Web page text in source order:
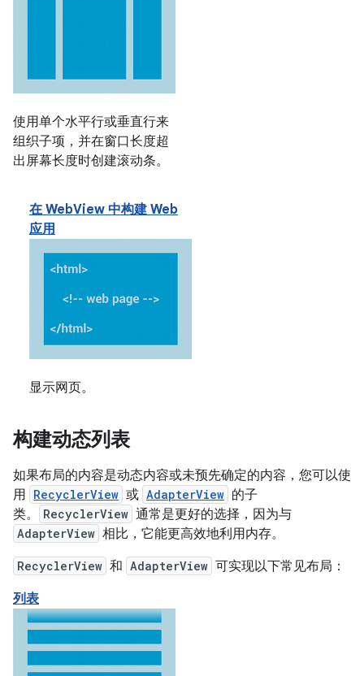
使用单个水平行或垂直行来
组织子项，并在窗口长度超
出屏幕长度时创建滚动条。
在 WebView 中构建 Web
应用
显示网页。
构建动态列表
如果布局的内容是动态内容或未预先确定的内容，您可以使
用 RecyclerView 或 AdapterView 的子
类。
RecyclerView 通常是更好的选择，因为与
AdapterView 相比，它能更高效地利用内存。
RecyclerView 和 AdapterView 可实现以下常见布局：
列表